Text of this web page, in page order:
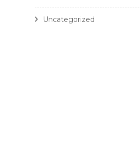
Uncategorized